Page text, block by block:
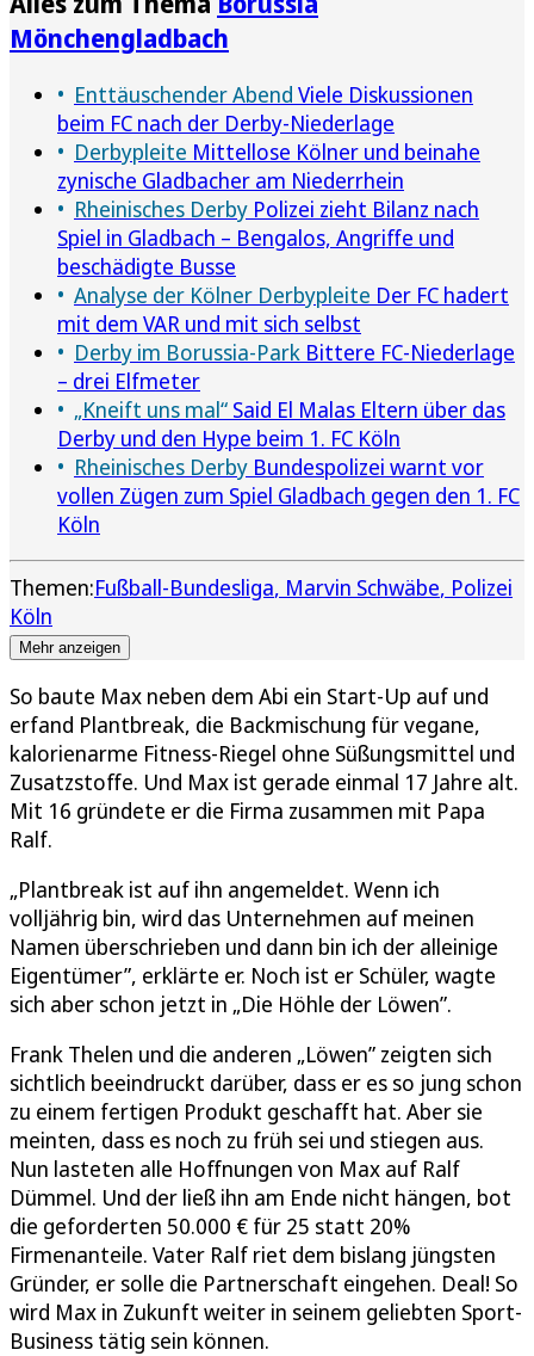
Mönchengladbach
Enttäuschender Abend Viele Diskussionen
beim FC nach der Derby-Niederlage
Derbypleite Mittellose Kölner und beinahe
zynische Gladbacher am Niederrhein
Rheinisches Derby Polizei zieht Bilanz nach
Spiel in Gladbach – Bengalos, Angriffe und
beschädigte Busse
Analyse der Kölner Derbypleite Der FC hadert
mit dem VAR und mit sich selbst
Derby im Borussia-Park Bittere FC-Niederlage
– drei Elfmeter
„Kneift uns mal“ Said El Malas Eltern über das
Derby und den Hype beim 1. FC Köln
Rheinisches Derby Bundespolizei warnt vor
vollen Zügen zum Spiel Gladbach gegen den 1. FC
Köln
Themen:Fußball-Bundesliga Marvin Schwäbe Polizei
Köln
Mehr anzeigen
So baute Max neben dem Abi ein Start-Up auf und
erfand Plantbreak, die Backmischung für vegane,
kalorienarme Fitness-Riegel ohne Süßungsmittel und
Zusatzstoffe. Und Max ist gerade einmal 17 Jahre alt.
Mit 16 gründete er die Firma zusammen mit Papa
Ralf.
„Plantbreak ist auf ihn angemeldet. Wenn ich
volljährig bin, wird das Unternehmen auf meinen
Namen überschrieben und dann bin ich der alleinige
Eigentümer”, erklärte er. Noch ist er Schüler, wagte
sich aber schon jetzt in „Die Höhle der Löwen”.
Frank Thelen und die anderen „Löwen” zeigten sich
sichtlich beeindruckt darüber, dass er es so jung schon
zu einem fertigen Produkt geschafft hat. Aber sie
meinten, dass es noch zu früh sei und stiegen aus.
Nun lasteten alle Hoffnungen von Max auf Ralf
Dümmel. Und der ließ ihn am Ende nicht hängen, bot
die geforderten 50.000 € für 25 statt 20%
Firmenanteile. Vater Ralf riet dem bislang jüngsten
Gründer, er solle die Partnerschaft eingehen. Deal! So
wird Max in Zukunft weiter in seinem geliebten Sport-
Business tätig sein können.